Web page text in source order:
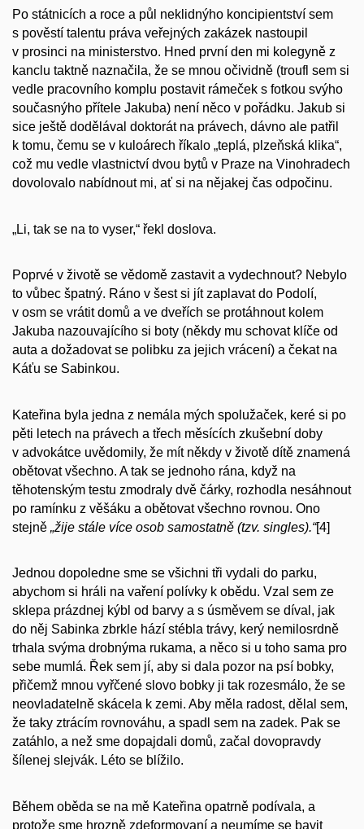
Po státnicích a roce a půl neklidnýho koncipientství sem
s pověstí talentu práva veřejných zakázek nastoupil
v prosinci na ministerstvo. Hned první den mi kolegyně z
kanclu taktně naznačila, že se mnou očividně (troufl sem si
vedle pracovního komplu postavit rámeček s fotkou svýho
současnýho přítele Jakuba) není něco v pořádku. Jakub si
sice ještě dodělával doktorát na právech, dávno ale patřil
k tomu, čemu se v kuloárech říkalo „teplá, plzeňská klika“,
což mu vedle vlastnictví dvou bytů v Praze na Vinohradech
dovolovalo nabídnout mi, ať si na nějakej čas odpočinu.
„Li, tak se na to vyser,“ řekl doslova.
Poprvé v životě se vědomě zastavit a vydechnout? Nebylo
to vůbec špatný. Ráno v šest si jít zaplavat do Podolí,
v osm se vrátit domů a ve dveřích se protáhnout kolem
Jakuba nazouvajícího si boty (někdy mu schovat klíče od
auta a dožadovat se polibku za jejich vrácení) a čekat na
Káťu se Sabinkou.
Kateřina byla jedna z nemála mých spolužaček, keré si po
pěti letech na právech a třech měsících zkušební doby
v advokátce uvědomily, že mít někdy v životě dítě znamená
obětovat všechno. A tak se jednoho rána, když na
těhotenským testu zmodraly dvě čárky, rozhodla nesáhnout
po ramínku z věšáku a obětovat všechno rovnou. Ono
stejně „žije stále více osob samostatně (tzv. singles).“[4]
Jednou dopoledne sme se všichni tři vydali do parku,
abychom si hráli na vaření polívky k obědu. Vzal sem ze
sklepa prázdnej kýbl od barvy a s úsměvem se díval, jak
do něj Sabinka zbrkle hází stébla trávy, kerý nemilosrdně
trhala svýma drobnýma rukama, a něco si u toho sama pro
sebe mumlá. Řek sem jí, aby si dala pozor na psí bobky,
přičemž mnou vyřčené slovo bobky ji tak rozesmálo, že se
neovladatelně skácela k zemi. Aby měla radost, dělal sem,
že taky ztrácím rovnováhu, a spadl sem na zadek. Pak se
zatáhlo, a než sme dopajdali domů, začal dovopravdy
šílenej slejvák. Léto se blížilo.
Během oběda se na mě Kateřina opatrně podívala, a
protože sme hrozně zdeformovaní a neumíme se bavit